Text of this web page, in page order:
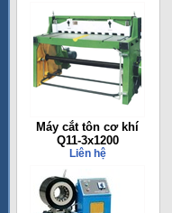
Máy cắt tôn cơ khí
Q11-3x1200
Liên hệ